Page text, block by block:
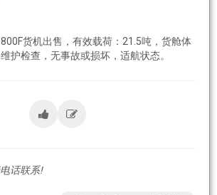
货机出售，有效载荷：21.5吨，货舱体
护检查，无事故或损坏，适航状态。
话联系!